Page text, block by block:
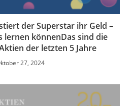
der Superstar ihr Geld –
lernen könnenDas sind die
der letzten 5 Jahre
27, 2024